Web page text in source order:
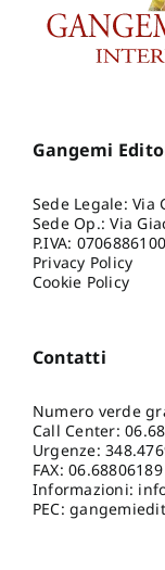
Gangemi
Sede Legale: Via
Sede Op.: Via
P.IVA:
Privacy Policy
Cookie Policy
Contatti
Numero verde
Call Center:
Urgenze:
FAX: 06.68806189
Informazioni:
PEC: